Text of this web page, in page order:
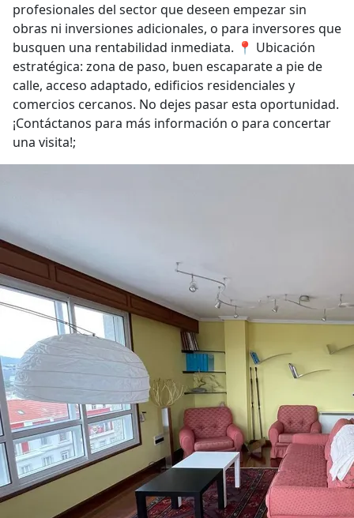
profesionales del sector que deseen empezar sin
obras ni inversiones adicionales, o para inversores que
busquen una rentabilidad inmediata. 📍 Ubicación
estratégica: zona de paso, buen escaparate a pie de
calle, acceso adaptado, edificios residenciales y
comercios cercanos. No dejes pasar esta oportunidad.
¡Contáctanos para más información o para concertar
una visita!;